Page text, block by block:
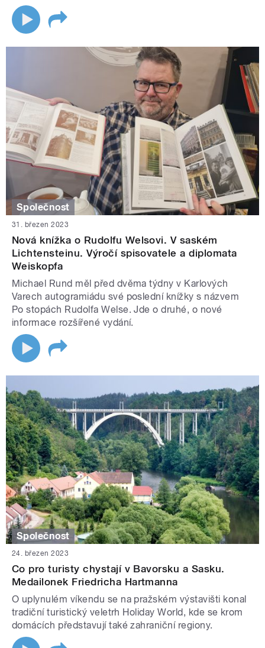
Společnost
31. březen 2023
Nová knížka o Rudolfu Welsovi. V saském
Lichtensteinu. Výročí spisovatele a diplomata
Weiskopfa
Michael Rund měl před dvěma týdny v Karlových
Varech autogramiádu své poslední knížky s názvem
Po stopách Rudolfa Welse. Jde o druhé, o nové
informace rozšířené vydání.
Společnost
24. březen 2023
Co pro turisty chystají v Bavorsku a Sasku.
Medailonek Friedricha Hartmanna
O uplynulém víkendu se na pražském výstavišti konal
tradiční turistický veletrh Holiday World, kde se krom
domácích představují také zahraniční regiony.